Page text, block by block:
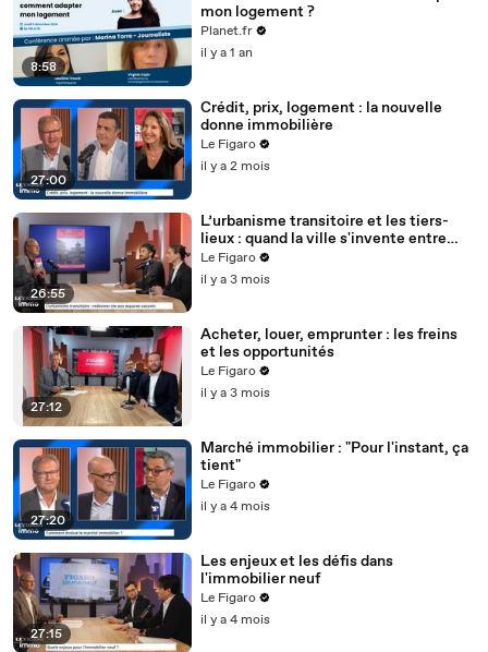
8:58
mon logement ?
Planet.fr
il y a 1 an
27:00
Crédit, prix, logement : la nouvelle
donne immobilière
Le Figaro
il y a 2 mois
26:55
L’urbanisme transitoire et les tiers-
lieux : quand la ville s'invente entre
deux vies
Le Figaro
il y a 3 mois
27:12
Acheter, louer, emprunter : les freins
et les opportunités
Le Figaro
il y a 3 mois
27:20
Marché immobilier : "Pour l'instant, ça
tient"
Le Figaro
il y a 4 mois
27:15
Les enjeux et les défis dans
l'immobilier neuf
Le Figaro
il y a 4 mois